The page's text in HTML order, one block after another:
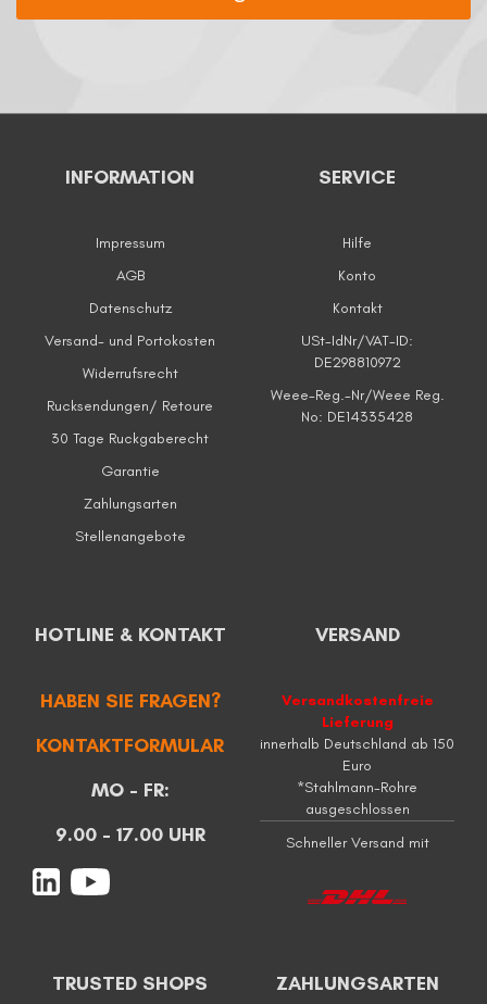
+
INFORMATION
Impressum
AGB
Datenschutz
Versand- und Portokosten
Widerrufsrecht
Rucksendungen/ Retoure
30 Tage Ruckgaberecht
Garantie
Zahlungsarten
Stellenangebote
SERVICE
Hilfe
Konto
Kontakt
USt-IdNr/VAT-ID:
DE298810972
Weee-Reg.-Nr/Weee Reg.
No: DE14335428
HOTLINE & KONTAKT
HABEN SIE FRAGEN?
KONTAKTFORMULAR
MO - FR:
9.00 - 17.00 UHR
VERSAND
Versandkostenfreie
Lieferung
innerhalb Deutschland ab 150
Euro
*Stahlmann-Rohre
ausgeschlossen
Schneller Versand mit
TRUSTED SHOPS ZAHLUNGSARTEN